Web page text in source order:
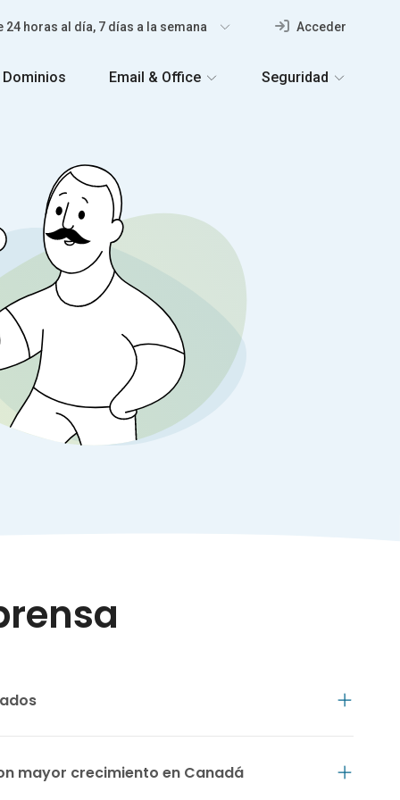
24 horas al día, 7 días a la semana Acceder
Dominios Email & Office Seguridad
mayor crecimiento en Canadá